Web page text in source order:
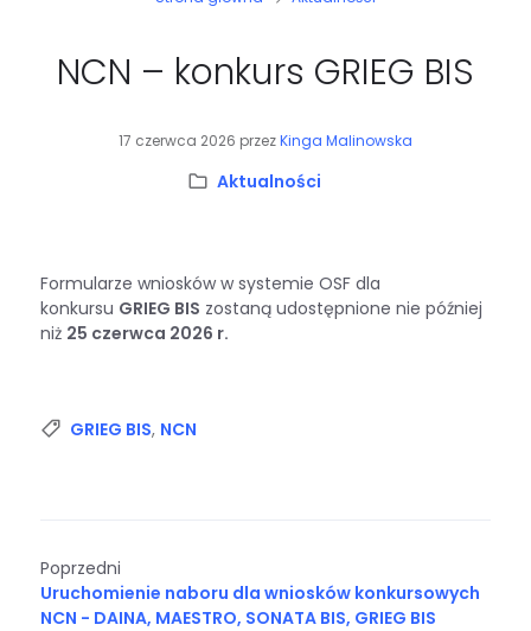
NCN – konkurs GRIEG BIS
17 czerwca 2026 przezKinga Malinowska
Kategoria:
Aktualności
Formularze wniosków w systemie OSF dla
konkursu GRIEG BIS zostaną udostępnione nie później
niż 25 czerwca 2026 r.
Tagi:
GRIEG BIS, NCN
Poprzedni
Uruchomienie naboru dla wniosków konkursowych
NCN - DAINA, MAESTRO, SONATA BIS, GRIEG BIS